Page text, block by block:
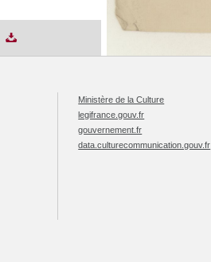
Ministère de la Culture
legifrance.gouv.fr
gouvernement.fr
data.culturecommunication.gouv.fr